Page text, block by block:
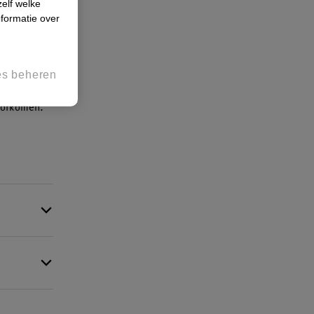
je huid in.
nat zijn
en
welke
over
beheren